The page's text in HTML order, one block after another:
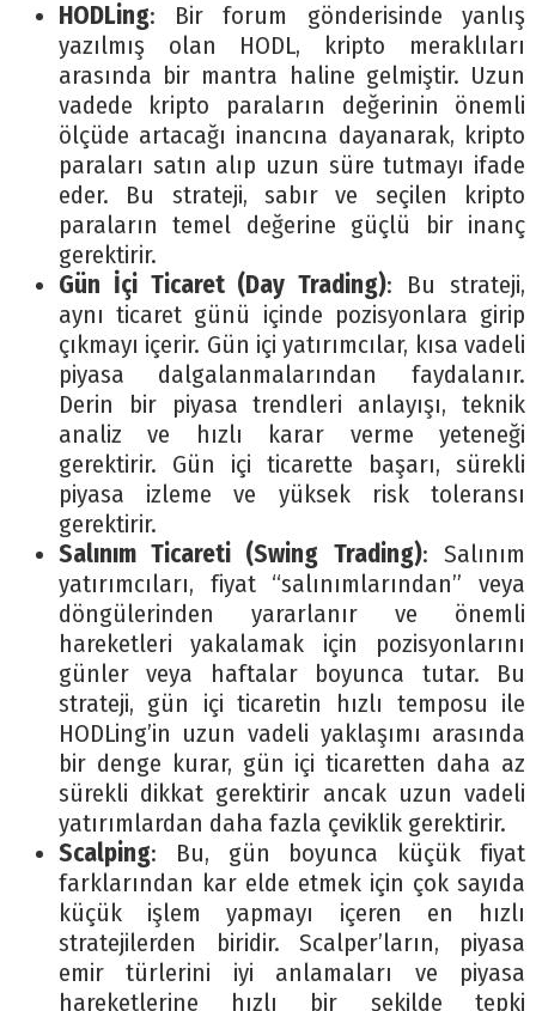
HODLing: Bir forum gönderisinde yanlış
yazılmış olan HODL, kripto meraklıları
arasında bir mantra haline gelmiştir. Uzun
vadede kripto paraların değerinin önemli
ölçüde artacağı inancına dayanarak, kripto
paraları satın alıp uzun süre tutmayı ifade
eder. Bu strateji, sabır ve seçilen kripto
paraların temel değerine güçlü bir inanç
gerektirir.
Gün İçi Ticaret (Day Trading): Bu strateji,
aynı ticaret günü içinde pozisyonlara girip
çıkmayı içerir. Gün içi yatırımcılar, kısa vadeli
piyasa dalgalanmalarından faydalanır.
Derin bir piyasa trendleri anlayışı, teknik
analiz ve hızlı karar verme yeteneği
gerektirir. Gün içi ticarette başarı, sürekli
piyasa izleme ve yüksek risk toleransı
gerektirir.
Salınım Ticareti (Swing Trading): Salınım
yatırımcıları, fiyat “salınımlarından” veya
döngülerinden yararlanır ve önemli
hareketleri yakalamak için pozisyonlarını
günler veya haftalar boyunca tutar. Bu
strateji, gün içi ticaretin hızlı temposu ile
HODLing’in uzun vadeli yaklaşımı arasında
bir denge kurar, gün içi ticaretten daha az
sürekli dikkat gerektirir ancak uzun vadeli
yatırımlardan daha fazla çeviklik gerektirir.
Scalping: Bu, gün boyunca küçük fiyat
farklarından kar elde etmek için çok sayıda
küçük işlem yapmayı içeren en hızlı
stratejilerden biridir. Scalper’ların, piyasa
emir türlerini iyi anlamaları ve piyasa
hareketlerine hızlı bir şekilde tepki